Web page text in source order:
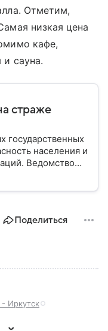
Отметим,
низкая цена
кафе,
и сауна.
страже
населения и
Ведомство
от
в
Поделиться
Иркутск